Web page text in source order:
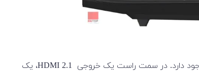
در سمت چپ لپ تاپ Victus، یک پورت برای اتصال به شارژر، یک درگاه USB Type-A، یک اسلات کارت SD و یک جک 3.5 میلی متری هدفون وجود دارد. در سمت راست یک خروجی HDMI 2.1، یک